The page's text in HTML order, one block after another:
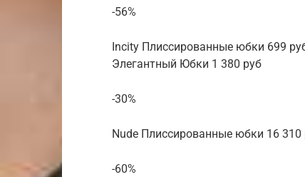
-56%
Incity Плиссированные юбки 699
Элегантный Юбки 1 380 руб
-30%
Nude Плиссированные юбки 16 310
-60%